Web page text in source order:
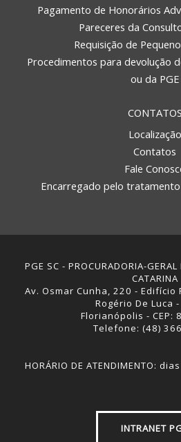
Pagamento de Honorários
Pareceres da
Requisição de
Procedimentos para devolução
ou da PGE
CONTATOS
Localização
Contatos
Fale
Encarregado pelo
PGE SC - PROCURADORIA-
CATARINA
Av. Osmar Cunha, 220 -
Rogério De Luca
Florianópolis - CEP:
Telefone: (48)
HORÁRIO DE ATENDIMENTO:
INTRANET